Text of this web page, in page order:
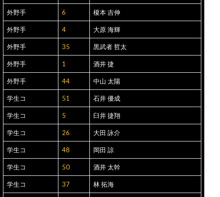
外野手 6 榎本 吉伸
外野手 4 大原 海輝
外野手 35 黒武者 哲太
外野手 1 酒井 捷
外野手 44 中山 太陽
学生コ 51 石井 優成
学生コ 5 臼井 捷翔
学生コ 26 大田 詠介
学生コ 48 岡田 諒
学生コ 50 酒井 太幹
学生コ 37 林 拓海